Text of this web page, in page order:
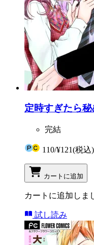
定時すぎたら
完結
110/¥121(税込)
カートに追加
カートに追加しま
試し読み